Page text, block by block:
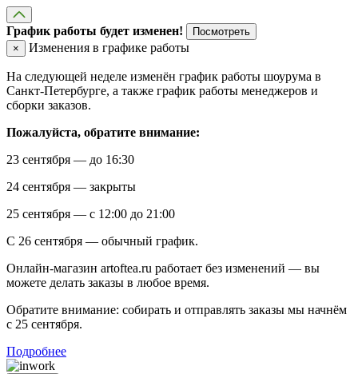
График работы будет изменен!
Посмотреть
×
Изменения в графике работы
На следующей неделе изменён график работы шоурума в
Санкт-Петербурге, а также график работы менеджеров и
сборки заказов.
Пожалуйста, обратите внимание:
23 сентября — до 16:30
24 сентября — закрыты
25 сентября — с 12:00 до 21:00
С 26 сентября — обычный график.
Онлайн-магазин artoftea.ru работает без изменений — вы
можете делать заказы в любое время.
Обратите внимание: собирать и отправлять заказы мы начнём
с 25 сентября.
Подробнее